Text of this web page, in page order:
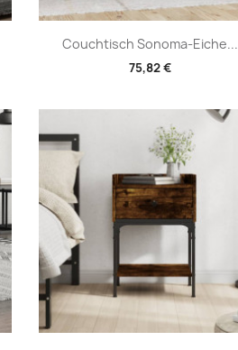
Couchtisch Sonoma-Eiche...
75,82 €
Vorschau